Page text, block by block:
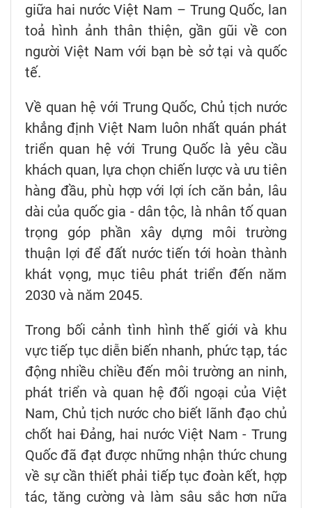
giữa hai nước Việt Nam – Trung Quốc, lan
toả hình ảnh thân thiện, gần gũi về con
người Việt Nam với bạn bè sở tại và quốc
tế.
Về quan hệ với Trung Quốc, Chủ tịch nước
khẳng định Việt Nam luôn nhất quán phát
triển quan hệ với Trung Quốc là yêu cầu
khách quan, lựa chọn chiến lược và ưu tiên
hàng đầu, phù hợp với lợi ích căn bản, lâu
dài của quốc gia - dân tộc, là nhân tố quan
trọng góp phần xây dựng môi trường
thuận lợi để đất nước tiến tới hoàn thành
khát vọng, mục tiêu phát triển đến năm
2030 và năm 2045.
Trong bối cảnh tình hình thế giới và khu
vực tiếp tục diễn biến nhanh, phức tạp, tác
động nhiều chiều đến môi trường an ninh,
phát triển và quan hệ đối ngoại của Việt
Nam, Chủ tịch nước cho biết lãnh đạo chủ
chốt hai Đảng, hai nước Việt Nam - Trung
Quốc đã đạt được những nhận thức chung
về sự cần thiết phải tiếp tục đoàn kết, hợp
tác, tăng cường và làm sâu sắc hơn nữa